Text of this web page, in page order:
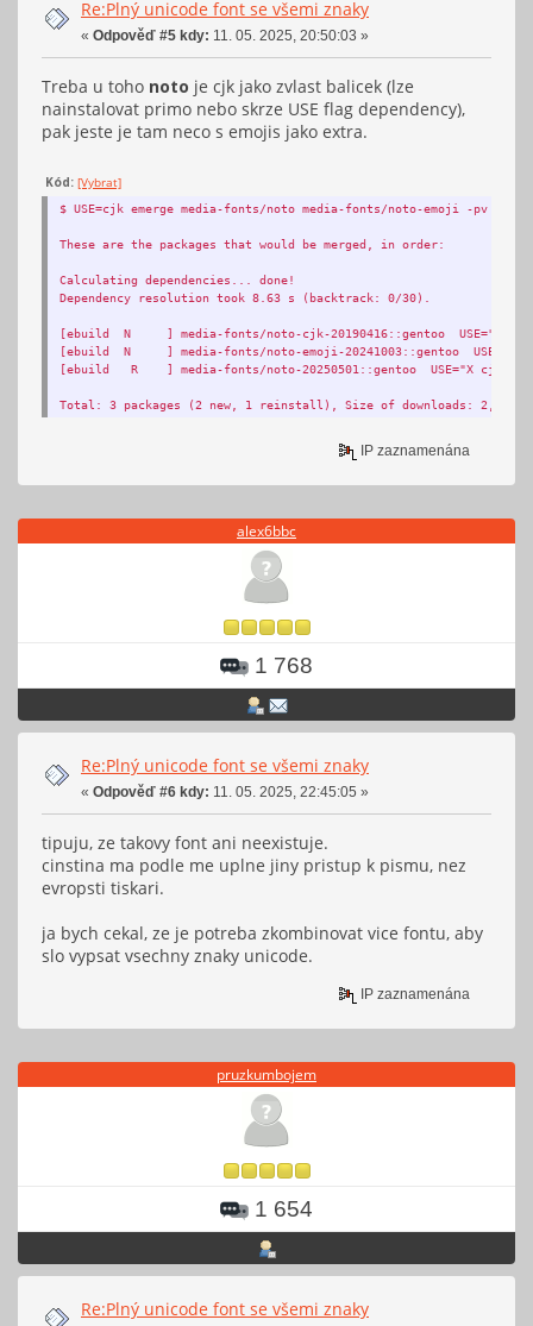
Re:Plný unicode font se všemi znaky
« Odpověď #5 kdy: 11. 05. 2025, 20:50:03 »
Treba u toho noto je cjk jako zvlast balicek (lze
nainstalovat primo nebo skrze USE flag dependency),
pak jeste je tam neco s emojis jako extra.
Kód: [Vybrat]
$ USE=cjk emerge media-fonts/noto media-fonts/noto-emoji -pv
These are the packages that would be merged, in order:
Calculating dependencies... done!
Dependency resolution took 8.63 s (backtrack: 0/30).
[ebuild N ] media-fonts/noto-cjk-20190416::gentoo USE="X"
[ebuild N ] media-fonts/noto-emoji-20241003::gentoo USE="X -
[ebuild R ] media-fonts/noto-20250501::gentoo USE="X cjk*
Total: 3 packages (2 new, 1 reinstall), Size of downloads:
IP zaznamenána
alex6bbc
1 768
Re:Plný unicode font se všemi znaky
« Odpověď #6 kdy: 11. 05. 2025, 22:45:05 »
tipuju, ze takovy font ani neexistuje.
cinstina ma podle me uplne jiny pristup k pismu, nez
evropsti tiskari.
ja bych cekal, ze je potreba zkombinovat vice fontu, aby
slo vypsat vsechny znaky unicode.
IP zaznamenána
pruzkumbojem
1 654
Re:Plný unicode font se všemi znaky